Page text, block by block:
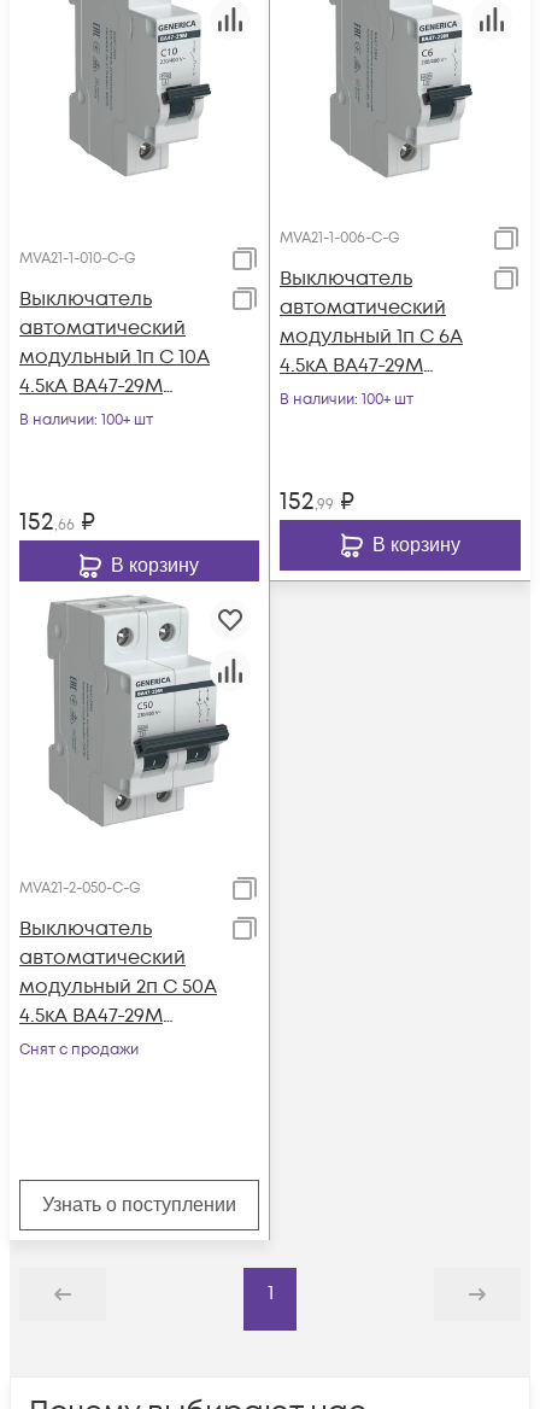
MVA21-1-010-C-G
Выключатель
автоматический
модульный 1п C 10А
4.5кА ВА47-29М
GENERICA MVA21-1-
В наличии: 100+ шт
152,66 ₽
В корзину
MVA21-1-006-C-G
Выключатель
автоматический
модульный 1п C 6А
4.5кА ВА47-29М
GENERICA MVA21-1-
В наличии: 100+ шт
152,99 ₽
В корзину
MVA21-2-050-C-G
Выключатель
автоматический
модульный 2п C 50А
4.5кА ВА47-29М
GENERICA MVA21-2-
Снят с продажи
Узнать о поступлении
Назад
1
Дальше